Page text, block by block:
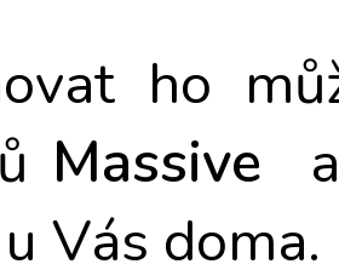
ho
Massive
Vás doma.